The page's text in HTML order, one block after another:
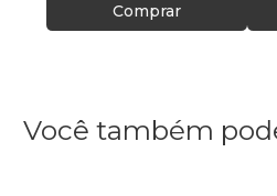
Comprar
Você também